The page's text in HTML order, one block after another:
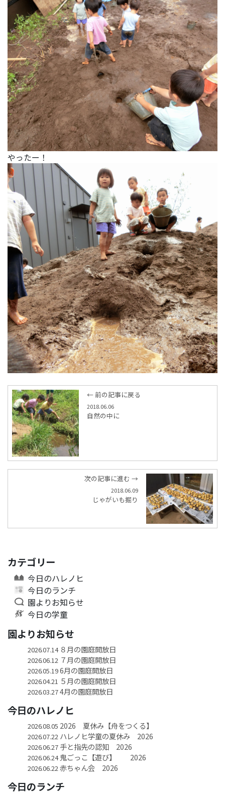
やったー！
← 前の記事に戻る
2018.06.06
自然の中に
次の記事に進む →
2018.06.09
じゃがいも掘り
カテゴリー
今日のハレノヒ
今日のランチ
園よりお知らせ
今日の学童
園よりお知らせ
2026.07.14８月の園庭開放日
2026.06.12 ７月の園庭開放日
2026.05.196月の園庭開放日
2026.04.21 ５月の園庭開放日
2026.03.274月の園庭開放日
今日のハレノヒ
2026.08.05 2026 夏休み【舟をつくる】
2026.07.22 ハレノヒ学童の夏休み 2026
2026.06.27手と指先の認知 2026
2026.06.24鬼ごっこ【遊び】 2026
2026.06.22赤ちゃん会 2026
今日のランチ